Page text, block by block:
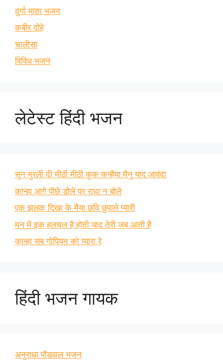
दुर्गा माता भजन
कबीर दोहे
चालीसा
विविध भजन
लेटेस्ट हिंदी भजन
सुन मुरली दी मीठी मीठी कुक कन्हैया मैनु याद आवंदा
कान्हा आगे पीछे डोले पर राधा न बोले
एक झलक दिखा के मैया छवि छुपाले प्यारी
मन में इक हलचल है होती याद तेरी जब आती है
कान्हा सब गोपियन को प्यारा रे
हिंदी भजन गायक
अनुराधा पौडवाल भजन